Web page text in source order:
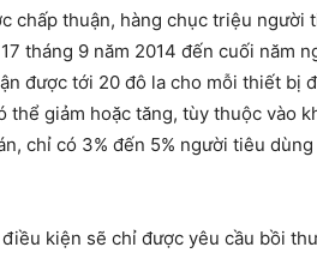
chấp thuận, hàng chục triệu
tháng 9 năm 2014 đến cuối năm
được tới 20 đô la cho mỗi thiết bị
thể giảm hoặc tăng, tùy thuộc vào
chỉ có 3% đến 5% người tiêu
kiện sẽ chỉ được yêu cầu bồi